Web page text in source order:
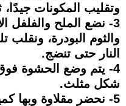
وتقليب المكونات
3- نضع الملح والفلفل
والثوم البودرة، ونقلب
النار حتى تنضج.
4- يتم وضع الحشوة
شكل مثلث.
5- نحضر مقلاوة وبها